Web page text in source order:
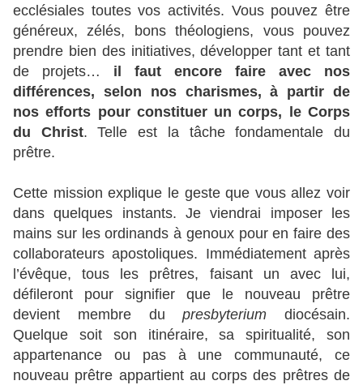
ecclésiales toutes vos activités. Vous pouvez être
généreux, zélés, bons théologiens, vous pouvez
prendre bien des initiatives, développer tant et tant
de projets… il faut encore faire avec nos
différences, selon nos charismes, à partir de
nos efforts pour constituer un corps, le Corps
du Christ. Telle est la tâche fondamentale du
prêtre.
Cette mission explique le geste que vous allez voir
dans quelques instants. Je viendrai imposer les
mains sur les ordinands à genoux pour en faire des
collaborateurs apostoliques. Immédiatement après
l’évêque, tous les prêtres, faisant un avec lui,
défileront pour signifier que le nouveau prêtre
devient membre dupresbyterium diocésain.
Quelque soit son itinéraire, sa spiritualité, son
appartenance ou pas à une communauté, ce
nouveau prêtre appartient au corps des prêtres de